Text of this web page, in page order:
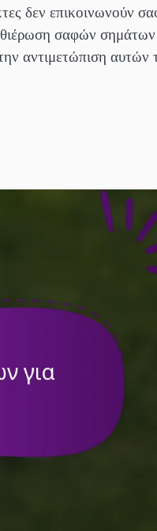
δεν επικοινωνούν
σαφών
αντιμετώπιση αυτών